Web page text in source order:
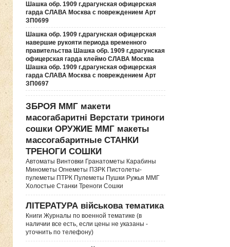
Шашка обр. 1909 г.драгунская офицерская
гарда СЛАВА Москва с повреждением Арт
ЗП0699
Шашка обр. 1909 г.драгунская офицерская
навершие рукояти периода временного
правительства Шашка обр. 1909 г.драгунская
офицерская гарда клеймо СЛАВА Москва
Шашка обр. 1909 г.драгунская офицерская
гарда СЛАВА Москва с повреждением Арт
ЗП0697
ЗБРОЯ ММГ макети
масогабаритні Верстати триноги
сошки ОРУЖИЕ ММГ макеты
массогабаритные СТАНКИ
ТРЕНОГИ СОШКИ
Автоматы Винтовки Гранатометы Карабины
Минометы Огнеметы ПЗРК Пистолеты-
пулеметы ПТРК Пулеметы Пушки Ружья ММГ
Холостые Станки Треноги Сошки
ЛІТЕРАТУРА військова тематика
Книги Журналы по военной тематике (в
наличии все есть, если цены не указаны -
уточнить по телефону)